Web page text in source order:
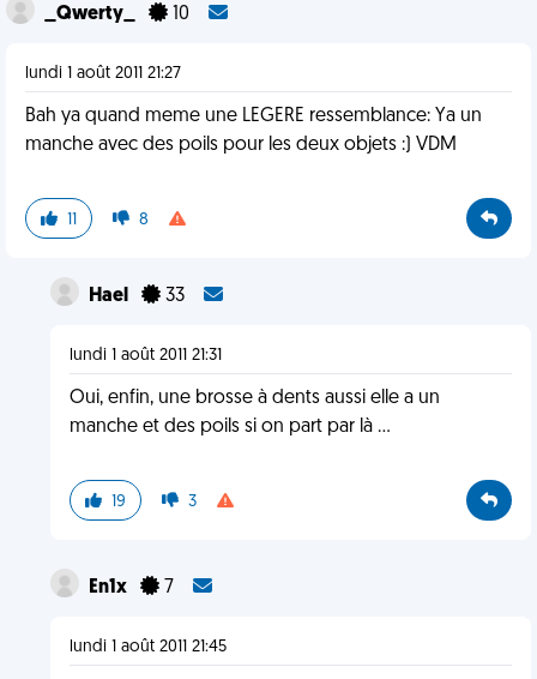
_Qwerty_ 10
lundi 1 août 2011 21:27
Bah ya quand meme une LEGERE ressemblance: Ya un
manche avec des poils pour les deux objets :) VDM
11 8
Hael 33
lundi 1 août 2011 21:31
Oui, enfin, une brosse à dents aussi elle a un
manche et des poils si on part par là ...
19 3
En1x 7
lundi 1 août 2011 21:45